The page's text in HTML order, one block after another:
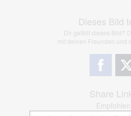
Dieses Bild
Dir gefällt dieses Bild?
mit deinen Freunden und
Share
Empfohlen